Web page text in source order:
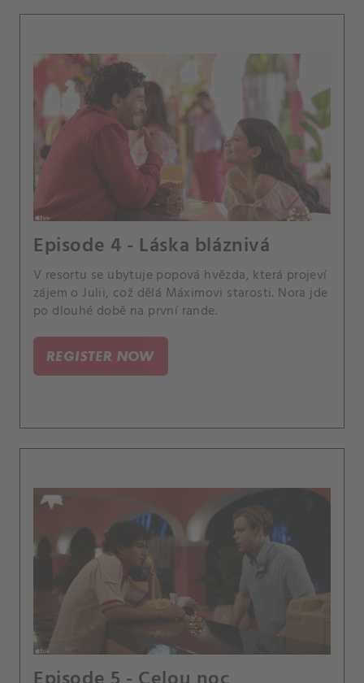
Episode 4 - Láska bláznivá
V resortu se ubytuje popová hvězda, která projeví
zájem o Julii, což dělá Máximovi starosti. Nora jde
po dlouhé době na první rande.
REGISTER NOW